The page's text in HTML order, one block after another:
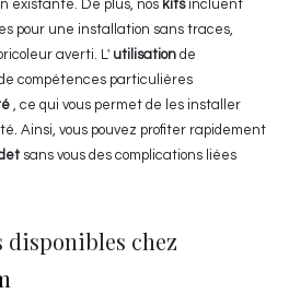
existante. De plus, nos kitsincluent
pour une installation sans traces,
averti. L' utilisation de
compétences particulières
, ce qui vous permet de les installer
Ainsi, vous pouvez profiter rapidement
sans vous des complications liées
disponibles chez